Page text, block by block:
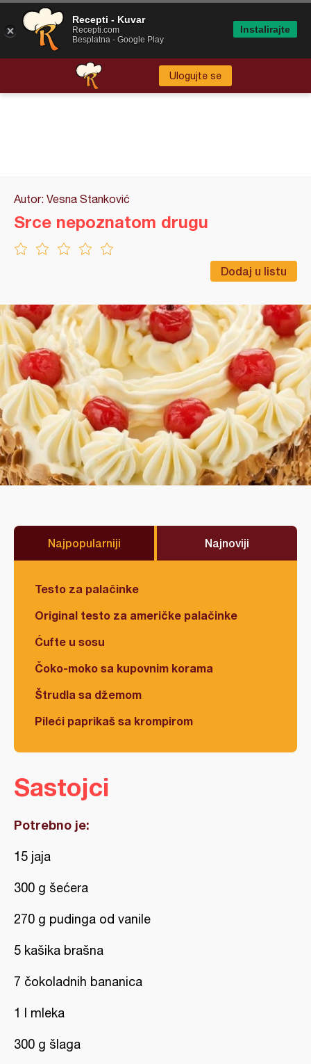
Ulogujte se
Autor: Vesna Stanković
Dodaj u listu
Srce nepoznatom drugu
Najpopularniji Najnoviji
Testo za palačinke
Original testo za američke palačinke
Ćufte u sosu
Čoko-moko sa kupovnim korama
Štrudla sa džemom
Pileći paprikaš sa krompirom
Sastojci
Potrebno je:
15 jaja
300 g šećera
270 g pudinga od vanile
5 kašika brašna
7 čokoladnih bananica
1 l mleka
300 g šlaga
Recepti - Kuvar
Recepti.com
Besplatna - Google Play
Instalirajte